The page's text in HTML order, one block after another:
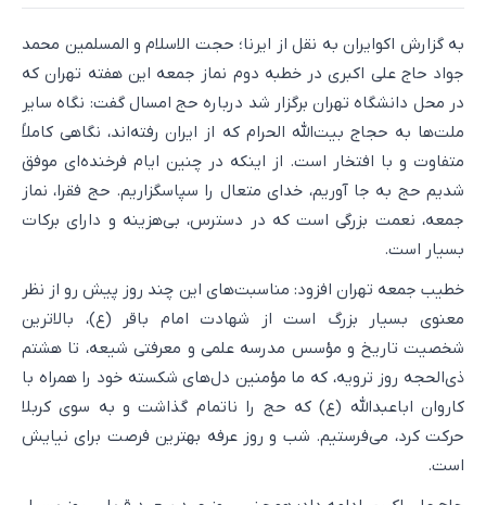
به گزارش اکوایران به نقل از ایرنا؛ حجت الاسلام و المسلمین محمد
جواد حاج علی اکبری در خطبه‌ دوم نماز جمعه این هفته تهران که
در محل دانشگاه تهران برگزار شد درباره حج امسال گفت: نگاه سایر
ملت‌ها به حجاج بیت‌الله الحرام که از ایران رفته‌اند، نگاهی کاملاً
متفاوت و با افتخار است. از اینکه در چنین ایام فرخنده‌ای موفق
شدیم حج به جا آوریم، خدای متعال را سپاسگزاریم. حج فقرا، نماز
جمعه، نعمت بزرگی است که در دسترس، بی‌هزینه و دارای برکات
بسیار است.
خطیب جمعه تهران افزود: مناسبت‌های این چند روز پیش رو از نظر
معنوی بسیار بزرگ است از شهادت امام باقر (ع)، بالاترین
شخصیت تاریخ و مؤسس مدرسه علمی و معرفتی شیعه، تا هشتم
ذی‌الحجه روز ترویه، که ما مؤمنین دل‌های شکسته خود را همراه با
کاروان اباعبدالله (ع) که حج را ناتمام گذاشت و به سوی کربلا
حرکت کرد، می‌فرستیم. شب و روز عرفه بهترین فرصت برای نیایش
است.